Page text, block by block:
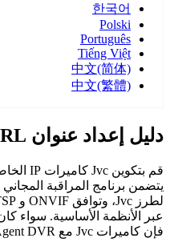
한국어
Polski
Português
Tiếng Việt
中文(简体)
中文(繁體)
دليل إعداد عنوان URL لكاميرا IP Jvc
يتضمن برنامج المراقبة
عبر الأنظمة الأساسية. سواء
فإن كاميرات Jvc مع Agent DVR توفر مراقبة موثوقة وآمنة.